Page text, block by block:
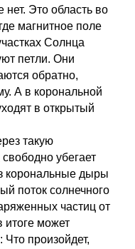
Это область во
магнитное поле
Солнца
петли. Они
обратно,
А в корональной
в открытый
такую
убегает
корональные дыры
поток солнечного
частиц от
итоге может
Что произойдет,